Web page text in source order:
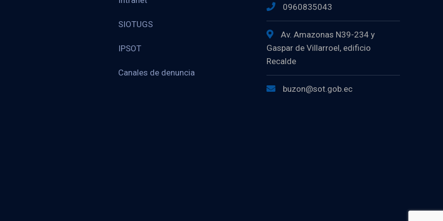
SIOTUGS
IPSOT
Canales de denuncia
0960835043
Av. Amazonas N39-234 y
Gaspar de Villarroel, edificio
Recalde
buzon@sot.gob.ec